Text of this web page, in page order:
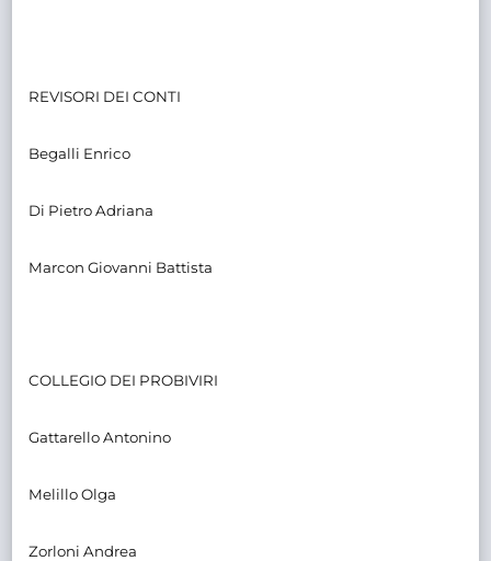
REVISORI DEI CONTI
Begalli Enrico
Di Pietro Adriana
Marcon Giovanni Battista
COLLEGIO DEI PROBIVIRI
Gattarello Antonino
Melillo Olga
Zorloni Andrea